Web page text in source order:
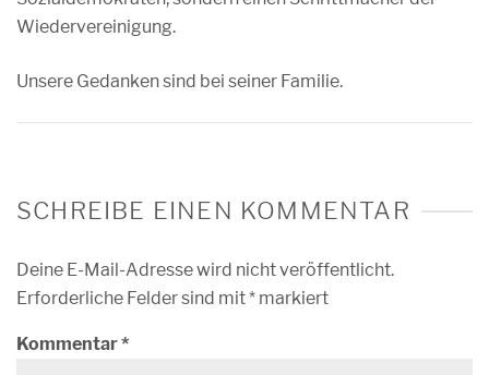
Wiedervereinigung.
Unsere Gedanken sind bei seiner Familie.
SCHREIBE EINEN KOMMENTAR
Deine E-Mail-Adresse wird nicht veröffentlicht.
Erforderliche Felder sind mit* markiert
Kommentar*